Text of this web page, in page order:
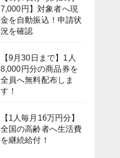
7,000円】対象者へ現
金を自動振込！申請状
況を確認
【9月30日まで】1人
8,000円分の商品券を
全員へ無料配布しま
す！
【1人毎月16万円分】
全国の高齢者へ生活費
を継続給付！